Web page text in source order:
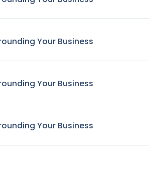
Your Business
Your Business
Your Business